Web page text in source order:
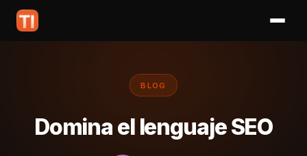
BLOG
Domina el lenguaje SEO